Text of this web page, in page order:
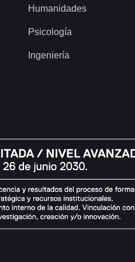
Humanidades
Psicología
Ingeniería